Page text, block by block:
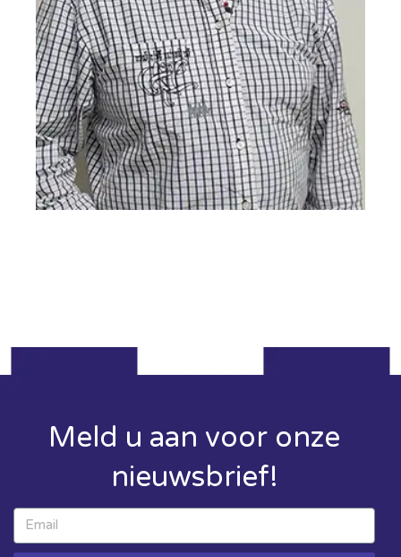
Meld u aan voor onze
nieuwsbrief!